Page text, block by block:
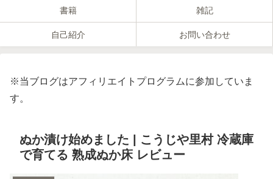
書籍 雑記
自己紹介 お問い合わせ
※当ブログはアフィリエイトプログラムに参加していま
す。
ぬか漬け始めました | こうじや里村 冷蔵庫
で育てる 熟成ぬか床 レビュー